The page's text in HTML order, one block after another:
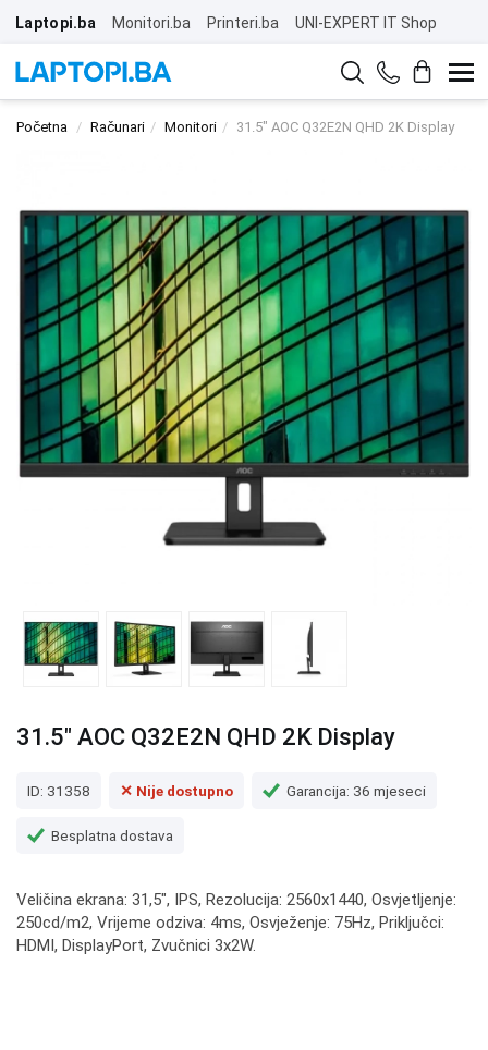
Laptopi.ba Monitori.ba Printeri.ba UNI-EXPERT IT Shop
Početna Računari Monitori 31.5" AOC Q32E2N QHD 2K Display
31.5" AOC Q32E2N QHD 2K Display
ID: 31358 ✕ Nije dostupno Garancija: 36 mjeseci
Besplatna dostava
Veličina ekrana: 31,5", IPS, Rezolucija: 2560x1440, Osvjetljenje:
250cd/m2, Vrijeme odziva: 4ms, Osvježenje: 75Hz, Priključci:
HDMI, DisplayPort, Zvučnici 3x2W.